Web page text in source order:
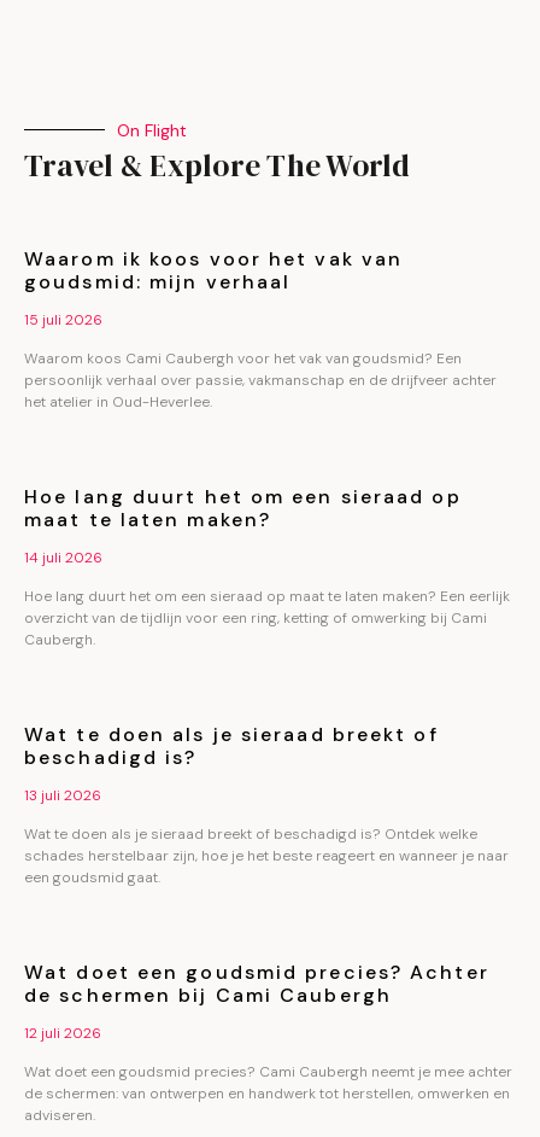
On Flight
Travel & Explore The World
Waarom ik koos voor het vak van
goudsmid: mijn verhaal
15 juli 2026
Waarom koos Cami Caubergh voor het vak van goudsmid? Een
persoonlijk verhaal over passie, vakmanschap en de drijfveer achter
het atelier in Oud-Heverlee.
Hoe lang duurt het om een sieraad op
maat te laten maken?
14 juli 2026
Hoe lang duurt het om een sieraad op maat te laten maken? Een eerlijk
overzicht van de tijdlijn voor een ring, ketting of omwerking bij Cami
Caubergh.
Wat te doen als je sieraad breekt of
beschadigd is?
13 juli 2026
Wat te doen als je sieraad breekt of beschadigd is? Ontdek welke
schades herstelbaar zijn, hoe je het beste reageert en wanneer je naar
een goudsmid gaat.
Wat doet een goudsmid precies? Achter
de schermen bij Cami Caubergh
12 juli 2026
Wat doet een goudsmid precies? Cami Caubergh neemt je mee achter
de schermen: van ontwerpen en handwerk tot herstellen, omwerken en
adviseren.